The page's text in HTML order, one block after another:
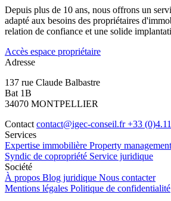
Depuis plus de 10 ans, nous offrons un
adapté aux besoins des propriétaires
relation de confiance et une solide
Accès espace propriétaire
Adresse
137 rue Claude Balbastre
Bat 1B
34070 MONTPELLIER
Contact contact@igec-conseil.fr+33
Services
Expertise immobilière Property management
Syndic de copropriété Service juridique
Société
À propos Blog juridique Nous contacter
Mentions légales Politique de confidentialité